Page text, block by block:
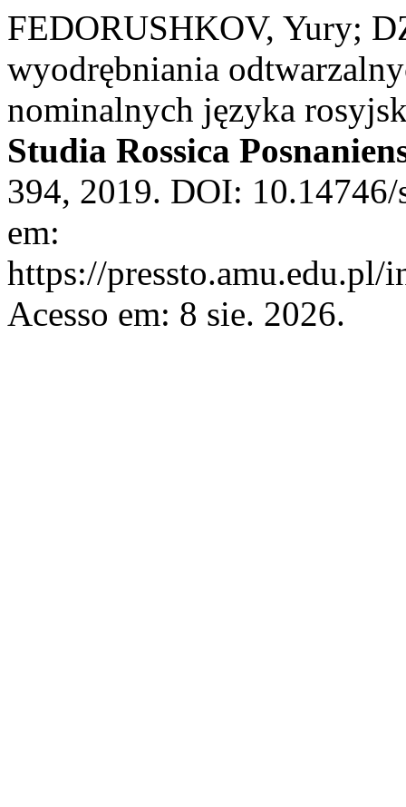
FEDORUSHKOV, Yury;
wyodrębniania
nominalnych języka
Studia Rossica
394, 2019. DOI:
em:
https://
Acesso em: 8 sie. 2026.